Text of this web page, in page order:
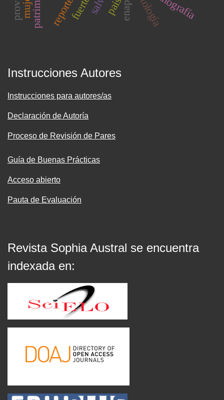
enap
Instrucciones Autores
Instrucciones para autores/as
Declaración de Autoría
Proceso de Revisión de Pares
Guía de Buenas Prácticas
Acceso abierto
Pauta de Evaluación
Revista Sophia Austral se encuentra
indexada en: